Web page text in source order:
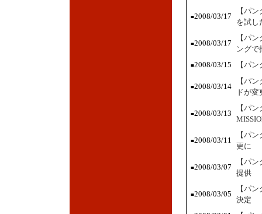
■2008/03/17
【パ
を試し
■2008/03/17
【パ
ングで
■2008/03/15 【パ
■2008/03/14
【パ
ドが変
■2008/03/13
【パ
■2008/03/11
【パ
更に
■2008/03/07
【パ
提供
■2008/03/05
【パ
決定